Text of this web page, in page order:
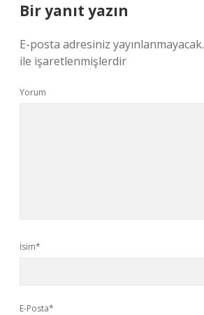
Bir yanıt yazın
E-posta adresiniz yayınlanmayacak.
ile işaretlenmişlerdir
Yorum
İsim*
E-Posta*